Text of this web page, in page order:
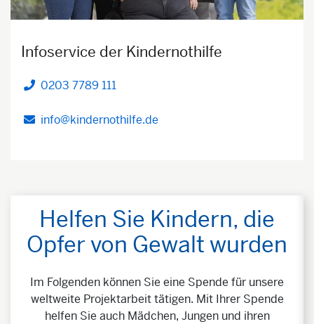
Infoservice der Kindernothilfe
Telefon
0203 7789 111
info@kindernothilfe.de
Helfen Sie Kindern, die
Opfer von Gewalt wurden
Im Folgenden können Sie eine Spende für unsere
weltweite Projektarbeit tätigen. Mit Ihrer Spende
helfen Sie auch Mädchen, Jungen und ihren